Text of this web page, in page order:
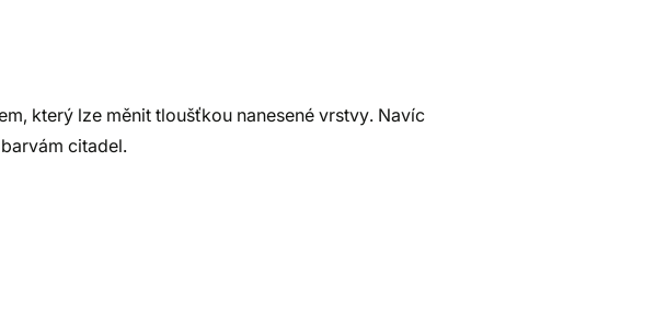
který lze měnit tloušťkou nanesené vrstvy. Navíc
citadel.